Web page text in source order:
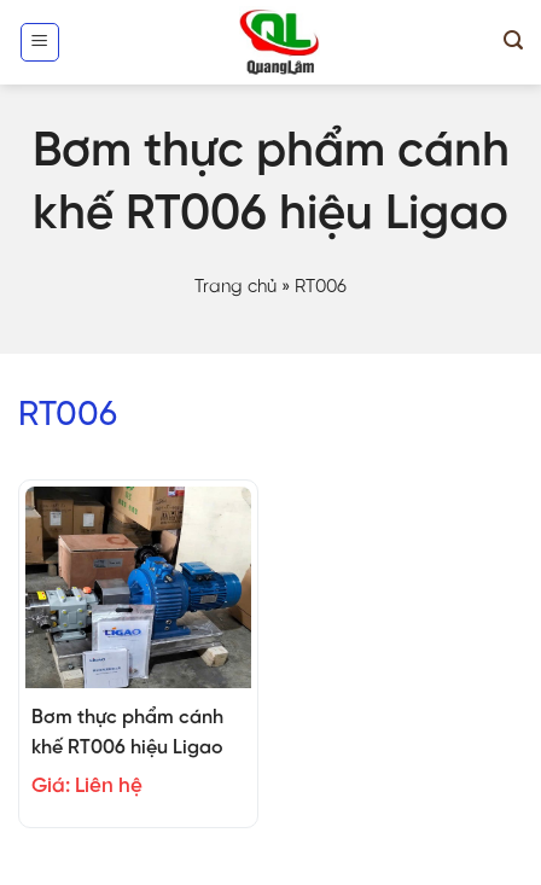
Bơm thực phẩm cánh
khế RT006 hiệu Ligao
Trang chủ » RT006
RT006
Bơm thực phẩm cánh
khế RT006 hiệu Ligao
Giá: Liên hệ